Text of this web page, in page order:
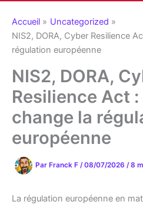
Accueil
Uncategorized
NIS2, DORA, Cyber Resilience
régulation européenne
NIS2, DORA,
Resilience Act
change la
européenne
Par Franck F /08/07/2026 /8
La régulation européenne en